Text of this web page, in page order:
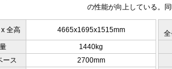
の性能が向上している。
全高 4665x1695x1515mm
全
1440kg
ース
2700mm